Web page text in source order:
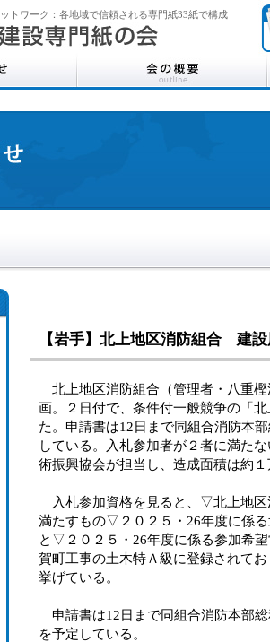
トワーク：各地域で信頼される専門紙33紙で構成
【岩手】北上地区消防組合 建
北上地区消防組合（管理者・八重
画。２日付で、条件付一般競争の「
た。申請書は12日まで同組合消防本
している。入札参加者が２者に満た
術振興協会が担当し、造成面積は約
入札参加資格を見ると、▽北上地区
満たすもの▽２０２５・26年度に係
と▽２０２５・26年度に係る参加希
賀町工事の土木特Ａ級に登録されて
挙げている。
申請書は12日まで同組合消防本部
を予定している。